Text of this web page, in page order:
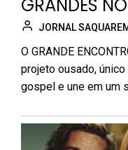
GRANDES
JORNAL
O GRANDE
projeto ousado,
gospel e une em um